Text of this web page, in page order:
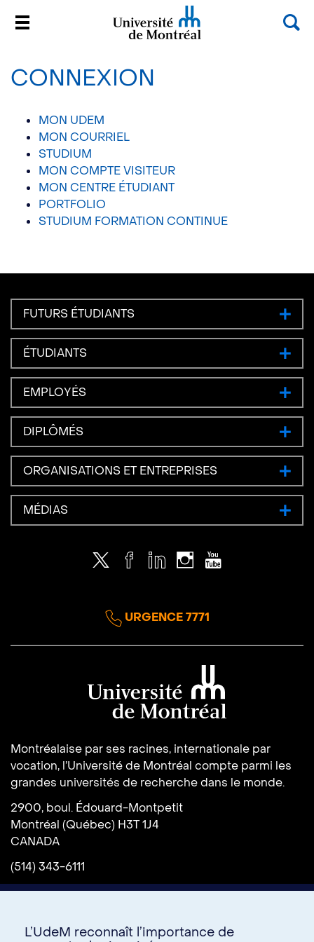
contenu
CONNEXION
MON UDEM
MON COURRIEL
STUDIUM
MON COMPTE VISITEUR
MON CENTRE ÉTUDIANT
PORTFOLIO
STUDIUM FORMATION CONTINUE
FUTURS ÉTUDIANTS
ÉTUDIANTS
EMPLOYÉS
DIPLÔMÉS
ORGANISATIONS ET ENTREPRISES
MÉDIAS
Twitter Facebook
LinkedInInstagramYoutube
URGENCE 7771
Montréalaise par ses racines, internationale par
vocation, l’Université de Montréal compte parmi les
grandes universités de recherche dans le monde.
2900, boul. Édouard-Montpetit
Montréal (Québec) H3T 1J4
CANADA
(514) 343-6111
L’UdeM reconnaît l’importance de